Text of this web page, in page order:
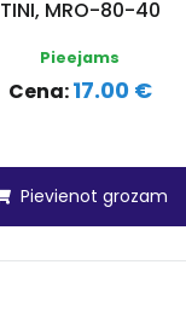
TINI, MRO-80-40
Pieejams
Cena:17.00 €
Pievienot grozam